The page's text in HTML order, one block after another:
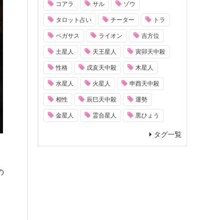
コアラ サル ゾウ
タロット占い チーター トラ
ペガサス ライオン 吉方位
土星人 天王星人 寅卯天中殺
性格 戌亥天中殺 木星人
水星人 火星人 申酉天中殺
相性 辰巳天中殺 運勢
金星人 霊合星人 黒ひょう
タグ一覧